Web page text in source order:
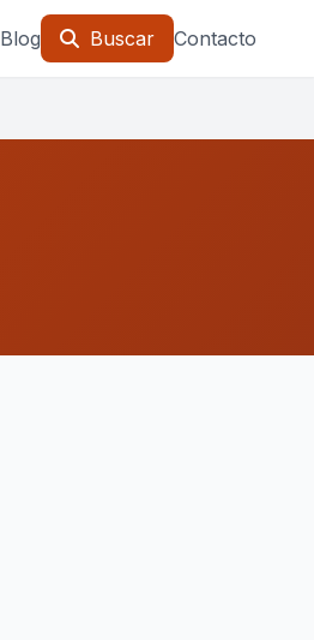
Blog Buscar Contacto